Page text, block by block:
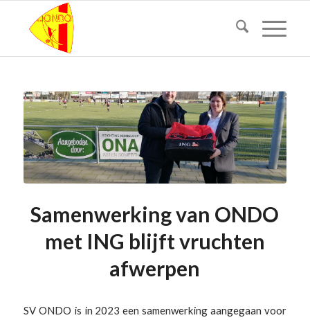
Samenwerking van ONDO
met ING blijft vruchten
afwerpen
SV ONDO is in 2023 een samenwerking aangegaan voor